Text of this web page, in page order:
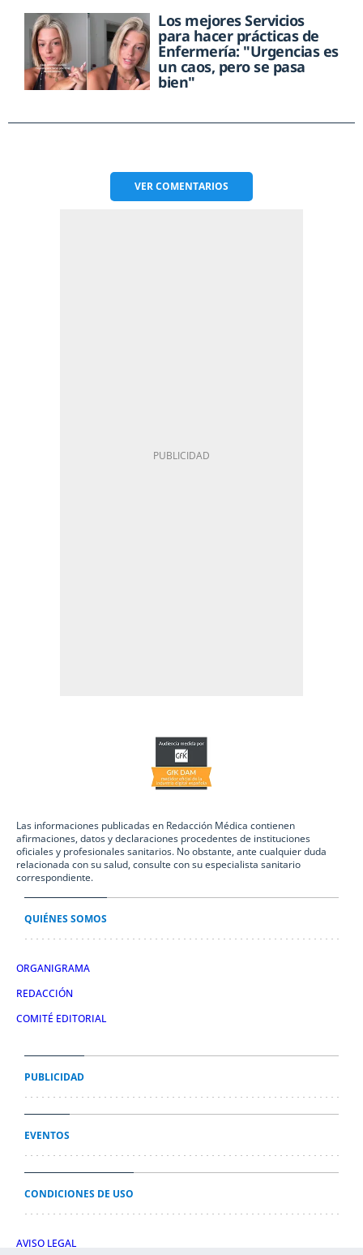
Los mejores Servicios
para hacer prácticas de
Enfermería: "Urgencias es
un caos, pero se pasa
bien"
VERCOMENTARIOS
Las informaciones publicadas en Redacción Médica contienen
afirmaciones, datos y declaraciones procedentes de instituciones
oficiales y profesionales sanitarios. No obstante, ante cualquier duda
relacionada con su salud, consulte con su especialista sanitario
correspondiente.
QUIÉNES SOMOS
ORGANIGRAMA
REDACCIÓN
COMITÉ EDITORIAL
PUBLICIDAD
EVENTOS
CONDICIONES DE USO
AVISO LEGAL